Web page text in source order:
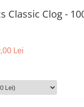
Classic Clog -
Lei